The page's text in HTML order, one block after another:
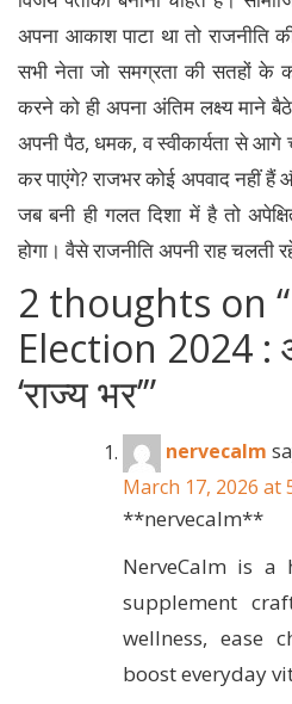
अपना आकाश पाटा था तो राजनीति
सभी नेता जो समग्रता की सतहों के
करने को ही अपना अंतिम लक्ष्य माने
अपनी पैठ, धमक, व स्वीकार्यता से
कर पाएंगे? राजभर कोई अपवाद नहीं हैं
जब बनी ही गलत दिशा में है तो
होगा। वैसे राजनीति अपनी राह चलती
2 thoughts on “
Election 2024 :
‘राज्य भर’”
nervecalm
March 17, 2026 at
**nervecalm**
NerveCalm is a
supplement
wellness, ease
boost everyday